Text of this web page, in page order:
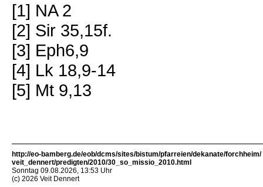
[1] NA 2
[2] Sir 35,15f.
[3] Eph6,9
[4] Lk 18,9-14
[5] Mt 9,13
http://eo-bamberg.de/eob/dcms/sites/bistum/pfarreien/dekanate/forchheim/
veit_dennert/predigten/2010/30_so_missio_2010.html
Sonntag 09.08.2026, 13:53 Uhr
(c) 2026 Veit Dennert